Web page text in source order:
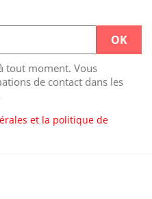
tout moment. Vous
de contact dans les
et la politique de